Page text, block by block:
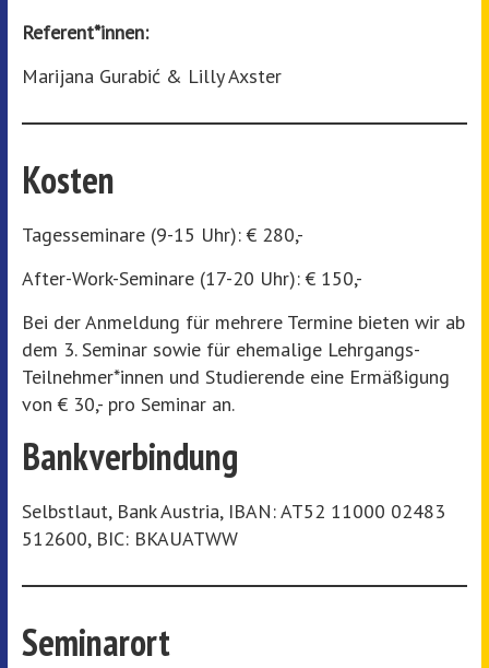
Referent*innen:
Marijana Gurabić & Lilly Axster
Kosten
Tagesseminare (9-15 Uhr): € 280,-
After-Work-Seminare (17-20 Uhr): € 150,-
Bei der Anmeldung für mehrere Termine bieten wir ab
dem 3. Seminar sowie für ehemalige Lehrgangs-
Teilnehmer*innen und Studierende eine Ermäßigung
von € 30,- pro Seminar an.
Bankverbindung
Selbstlaut, Bank Austria, IBAN: AT52 11000 02483
512600, BIC: BKAUATWW
Seminarort